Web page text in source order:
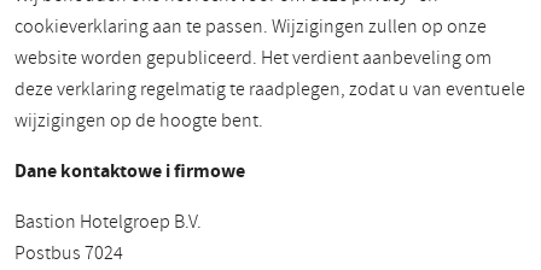
cookieverklaring aan te passen. Wijzigingen zullen op onze
website worden gepubliceerd. Het verdient aanbeveling om
deze verklaring regelmatig te raadplegen, zodat u van eventuele
wijzigingen op de hoogte bent.
Dane kontaktowe i firmowe
Bastion Hotelgroep B.V.
Postbus 7024